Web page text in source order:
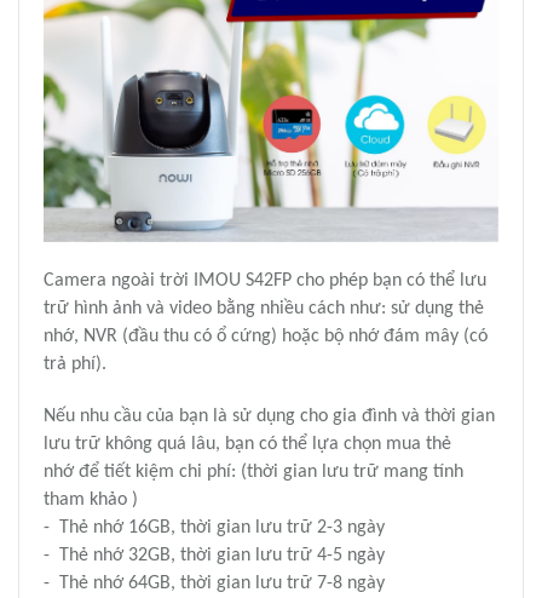
Camera ngoài trời IMOU S42FP cho phép bạn có thể lưu
trữ hình ảnh và video bằng nhiều cách như: sử dụng thẻ
nhớ, NVR (đầu thu có ổ cứng) hoặc bộ nhớ đám mây (có
trả phí).
Nếu nhu cầu của bạn là sử dụng cho gia đình và thời gian
lưu trữ không quá lâu, bạn có thể lựa chọn mua thẻ
nhớđể tiết kiệm chi phí: (thời gian lưu trữ mang tính
tham khảo )
- Thẻ nhớ 16GB, thời gian lưu trữ 2-3 ngày
- Thẻ nhớ 32GB, thời gian lưu trữ 4-5 ngày
- Thẻ nhớ 64GB, thời gian lưu trữ 7-8 ngày